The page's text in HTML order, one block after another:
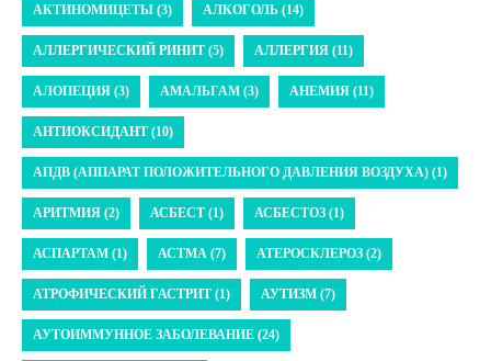
АКТИНОМИЦЕТЫ (3) АЛКОГОЛЬ (14)
АЛЛЕРГИЧЕСКИЙ РИНИТ (5) АЛЛЕРГИЯ (11)
АЛОПЕЦИЯ (3) АМАЛЬГАМ (3) АНЕМИЯ (11)
АНТИОКСИДАНТ (10)
АПДВ (АППАРАТ ПОЛОЖИТЕЛЬНОГО ДАВЛЕНИЯ ВОЗДУХА) (1)
АРИТМИЯ (2) АСБЕСТ (1) АСБЕСТОЗ (1)
АСПАРТАМ (1) АСТМА (7) АТЕРОСКЛЕРОЗ (2)
АТРОФИЧЕСКИЙ ГАСТРИТ (1) АУТИЗМ (7)
АУТОИММУННОЕ ЗАБОЛЕВАНИЕ (24)